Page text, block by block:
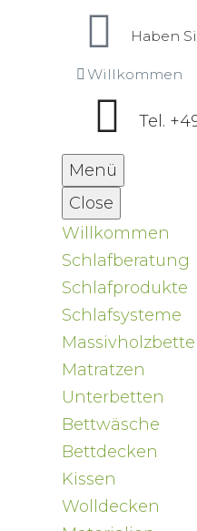
Haben
Willkommen
Tel.
Menü
Close
Willkommen
Schlafberatung
Schlafprodukte
Schlafsysteme
Matratzen
Unterbetten
Bettwäsche
Bettdecken
Kissen
Wolldecken